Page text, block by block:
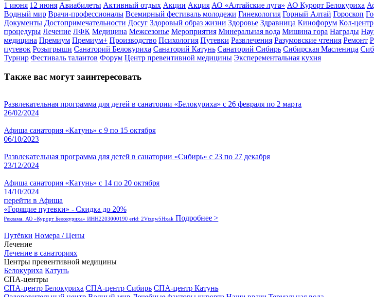
1 июня 12 июня Авиабилеты Активный отдых Акции Акция АО «Алтайские луга» АО Курорт Белокуриха
Водный мир Врачи-профессионалы Всемирный фестиваль молодежи Гинекология Горный Алтай Гороскоп
Документы Достопримечательности Досуг Здоровый образ жизни Здоровье Здравница Кинофорум Кол-центр
процедуры Лечение ЛФК Медицина Межсезонье Мероприятия Минеральная вода Мишина гора Награды
медицина Премиум Премиум+ Производство Психология Путевки Развлечения Разумовские чтения Ремонт
путевок Розыгрыши Санаторий Белокуриха Санаторий Катунь Санаторий Сибирь Сибирская Масленица
Турнир Фестиваль талантов Форум Центр превентивной медицины Эксперементальная кухня
Также вас могут заинтересовать
Развлекательная программа для детей в санатории «Белокуриха» с 26 февраля по 2 марта
26/02/2024
Афиша санатория «Катунь» с 9 по 15 октября
06/10/2023
Развлекательная программа для детей в санатории «Сибирь» с 23 по 27 декабря
23/12/2024
Афиша санатория «Катунь» с 14 по 20 октября
14/10/2024
перейти в Афиша
«Горящие путевки» - Скидка до 20%
Реклама. АО «Курорт Белокуриха» ИНН2203000190 erid: 2Vtzqw5Hxak Подробнее >
Путёвки Номера / Цены
Лечение
Лечение в санаториях
Центры превентивной медицины
Белокуриха Катунь
СПА-центры
СПА-центр Белокуриха СПА-центр Сибирь СПА-центр Катунь